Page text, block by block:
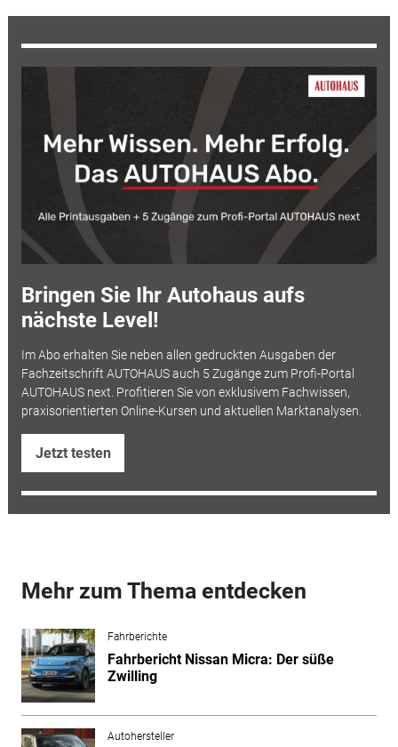
Bringen Sie Ihr Autohaus aufs
nächste Level!
Im Abo erhalten Sie neben allen gedruckten Ausgaben der
Fachzeitschrift AUTOHAUS auch 5 Zugänge zum Profi-Portal
AUTOHAUS next. Profitieren Sie von exklusivem Fachwissen,
praxisorientierten Online-Kursen und aktuellen Marktanalysen.
Jetzt testen
Mehr zum Thema entdecken
Fahrberichte
Fahrbericht Nissan Micra: Der süße
Zwilling
Autohersteller